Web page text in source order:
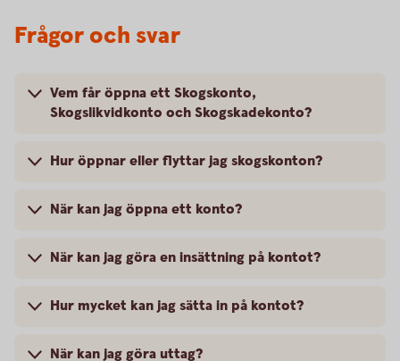
Frågor och svar
Vem får öppna ett Skogskonto,
Skogslikvidkonto och Skogskadekonto?
Hur öppnar eller flyttar jag skogskonton?
När kan jag öppna ett konto?
När kan jag göra en insättning på kontot?
Hur mycket kan jag sätta in på kontot?
När kan jag göra uttag?